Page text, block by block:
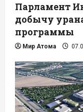
Парламент
добычу
программы
Мир Атома